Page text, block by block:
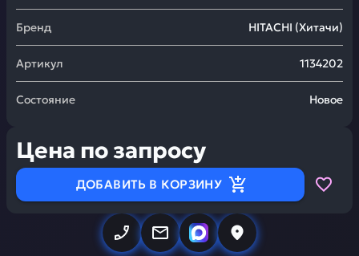
Бренд HITACHI (Хитачи)
Артикул 1134202
Состояние Новое
Цена по запросу
ДОБАВИТЬ В КОРЗИНУ